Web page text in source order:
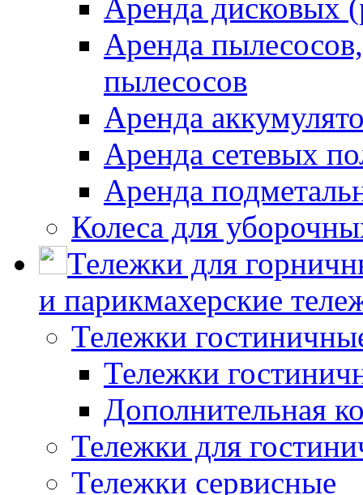
Аренда дисковых
Аренда
пылесосов
Аренда
Аренда сетевых
Аренда
Колеса для
Тележки для
и парикмахерские
Тележки
Тележки
Дополнительная
Тележки для
Тележки сервисные